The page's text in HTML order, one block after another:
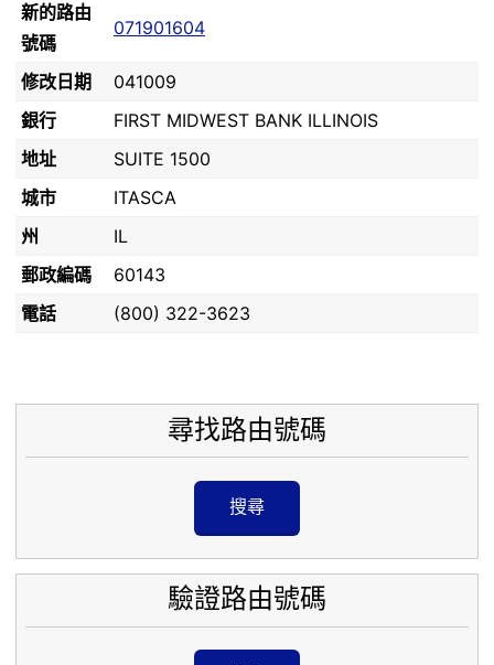
新的路由
號碼
071901604
修改日期
041009
銀行
FIRST MIDWEST BANK ILLINOIS
地址
SUITE 1500
城市
ITASCA
州
IL
郵政編碼
60143
電話
(800) 322-3623
尋找路由號碼
搜尋
驗證路由號碼